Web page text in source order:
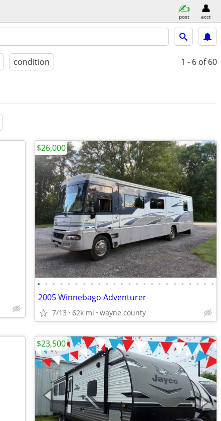
post acct
condition 1 - 6 of 60
• • • • • • • • • • • • • • • • • • • • • • • •
2005 Winnebago Adventurer
7/13 62k mi wayne county
$26,000
$23,500